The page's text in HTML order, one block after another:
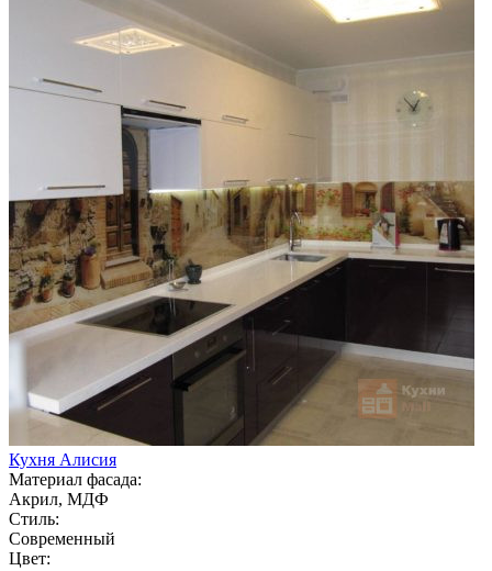
Кухня Алисия
Материал фасада:
Акрил, МДФ
Стиль:
Современный
Цвет: